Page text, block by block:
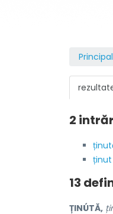
2
13
ȚINÚTĂ,